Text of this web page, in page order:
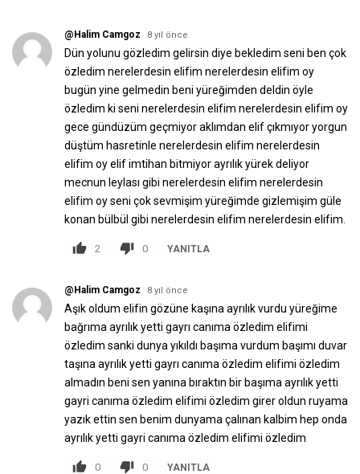
@Halim Camgoz 8 yıl önce
Dün yolunu gözledim gelirsin diye bekledim seni ben çok
özledim nerelerdesin elifim nerelerdesin elifim oy
bugün yine gelmedin beni yüreğimden deldin öyle
özledim ki seni nerelerdesin elifim nerelerdesin elifim oy
gece gündüzüm geçmiyor aklımdan elif çıkmıyor yorgun
düştüm hasretinle nerelerdesin elifim nerelerdesin
elifim oy elif imtihan bitmiyor ayrılık yürek deliyor
mecnun leylası gibi nerelerdesin elifim nerelerdesin
elifim oy seni çok sevmişim yüreğimde gizlemişim güle
konan bülbül gibi nerelerdesin elifim nerelerdesin elifim.
2 0 YANITLA
@Halim Camgoz 8 yıl önce
Aşık oldum elifin gözüne kaşına ayrılık vurdu yüreğime
bağrıma ayrılık yetti gayrı canıma özledim elifimi
özledim sanki dunya yıkıldı başıma vurdum başımı duvar
taşına ayrılık yetti gayrı canıma özledim elifimi özledim
almadın beni sen yanına bıraktın bir başıma ayrılık yetti
gayri canıma özledim elifimi özledim girer oldun ruyama
yazık ettin sen benim dunyama çalınan kalbim hep onda
ayrılık yetti gayri canıma özledim elifimi özledim
0 0 YANITLA